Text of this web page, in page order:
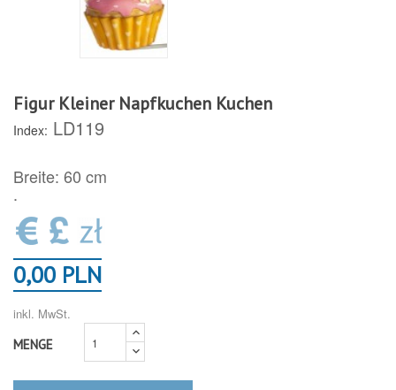
Figur Kleiner Napfkuchen Kuchen
Index: LD119
Breite: 60 cm
.
0,00 PLN
inkl. MwSt.
MENGE